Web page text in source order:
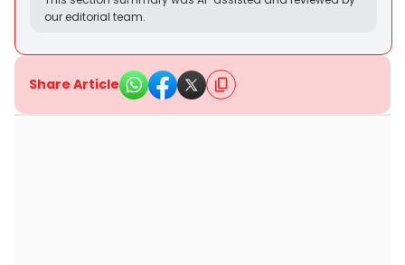
our editorial team.
Share Article